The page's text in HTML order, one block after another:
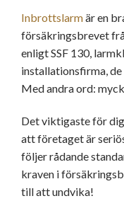
Inbrottslarmär en
försäkringsbrevet
enligt SSF 130,
installationsfirma,
Med andra ord:
Det viktigaste för
att företaget är
följer rådande
kraven i
till att undvika!